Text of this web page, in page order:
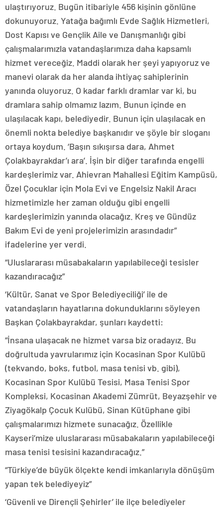
ulaştırıyoruz. Bugün itibariyle 456 kişinin gönlüne
dokunuyoruz. Yatağa bağımlı Evde Sağlık Hizmetleri,
Dost Kapısı ve Gençlik Aile ve Danışmanlığı gibi
çalışmalarımızla vatandaşlarımıza daha kapsamlı
hizmet vereceğiz. Maddi olarak her şeyi yapıyoruz ve
manevi olarak da her alanda ihtiyaç sahiplerinin
yanında oluyoruz. O kadar farklı dramlar var ki, bu
dramlara sahip olmamız lazım. Bunun içinde en
ulaşılacak kapı, belediyedir. Bunun için ulaşılacak en
önemli nokta belediye başkanıdır ve şöyle bir sloganı
ortaya koydum. ‘Başın sıkışırsa dara, Ahmet
Çolakbayrakdar’ı ara’. İşin bir diğer tarafında engelli
kardeşlerimiz var. Ahievran Mahallesi Eğitim Kampüsü,
Özel Çocuklar için Mola Evi ve Engelsiz Nakil Aracı
hizmetimizle her zaman olduğu gibi engelli
kardeşlerimizin yanında olacağız. Kreş ve Gündüz
Bakım Evi de yeni projelerimizin arasındadır”
ifadelerine yer verdi.
“Uluslararası müsabakaların yapılabileceği tesisler
kazandıracağız”
‘Kültür, Sanat ve Spor Belediyeciliği’ ile de
vatandaşların hayatlarına dokunduklarını söyleyen
Başkan Çolakbayrakdar, şunları kaydetti:
“İnsana ulaşacak ne hizmet varsa biz oradayız. Bu
doğrultuda yavrularımız için Kocasinan Spor Kulübü
(tekvando, boks, futbol, masa tenisi vb. gibi),
Kocasinan Spor Kulübü Tesisi, Masa Tenisi Spor
Kompleksi, Kocasinan Akademi Zümrüt, Beyazşehir ve
Ziyagökalp Çocuk Kulübü, Sinan Kütüphane gibi
çalışmalarımızı hizmete sunacağız. Özellikle
Kayseri’mize uluslararası müsabakaların yapılabileceği
masa tenisi tesisini kazandıracağız.”
“Türkiye’de büyük ölçekte kendi imkanlarıyla dönüşüm
yapan tek belediyeyiz”
‘Güvenli ve Dirençli Şehirler’ ile ilçe belediyeler